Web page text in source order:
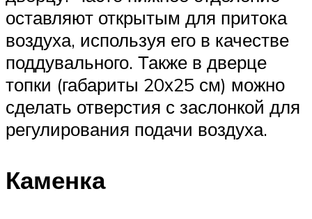
оставляют открытым для притока
воздуха, используя его в качестве
поддувального. Также в дверце
топки (габариты 20х25 см) можно
сделать отверстия с заслонкой для
регулирования подачи воздуха.
Каменка